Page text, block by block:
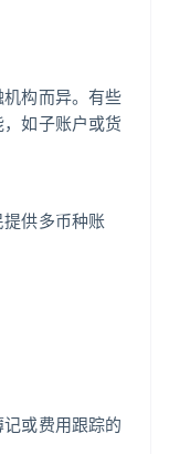
构而异。有些
如子账户或货
供多币种账
或费用跟踪的